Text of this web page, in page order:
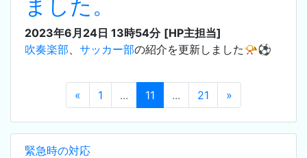
緊急時の対応
ました。
2023年6月24日 13時54分 [HP主担当]
吹奏楽部
サッカー部の紹介を更新しました📯⚽
« 1 ... 11 ... 21 »